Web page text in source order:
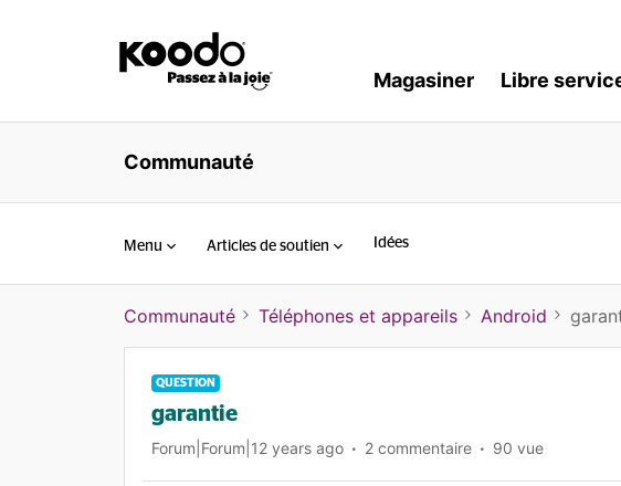
Magasiner Libre
Communauté
Menu Articles de soutien Idées
Communauté Téléphones et appareils Android
QUESTION
garantie
Forum|Forum|12 years ago 2 commentaire 90 vue